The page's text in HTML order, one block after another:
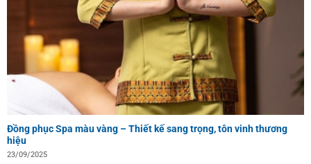
Đồng phục Spa màu vàng – Thiết kế sang trọng, tôn vinh thương
hiệu
23/09/2025